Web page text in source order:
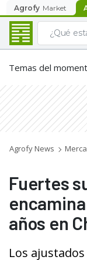
Agrofy Market
Temas del
Agrofy News
Fuertes
años en
Los